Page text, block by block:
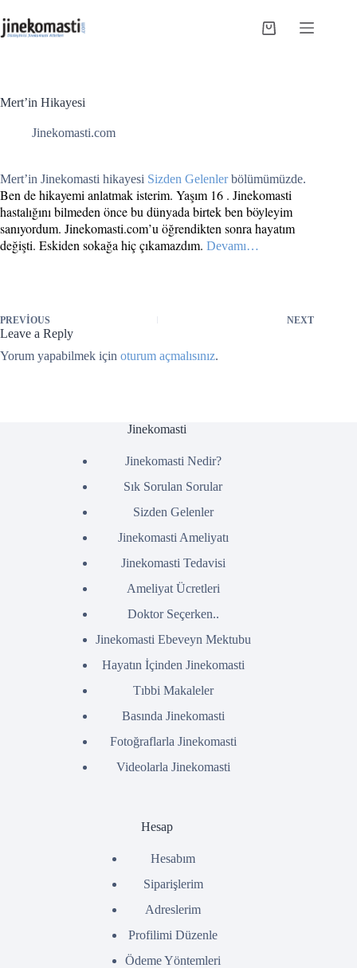
to
content
Shopping
Mert’in Hikayesi
Jinekomasti.com
Mert’in Jinekomasti hikayesi Sizden Gelenlerbölümümüzde.
Ben de hikayemi anlatmak isterim. Yaşım 16 . Jinekomasti
hastalığını bilmeden önce bu dünyada birtek ben böyleyim
sanıyordum. Jinekomasti.com’u öğrendikten sonra hayatım
değişti. Eskiden sokağa hiç çıkamazdım. Devamı…
PREVIOUS NEXT
Leave a Reply
Yorum yapabilmek için oturum açmalısınız.
Jinekomasti
Jinekomasti Nedir?
Sık Sorulan Sorular
Sizden Gelenler
Jinekomasti Ameliyatı
Jinekomasti Tedavisi
Ameliyat Ücretleri
Doktor Seçerken..
Jinekomasti Ebeveyn Mektubu
Hayatın İçinden Jinekomasti
Tıbbi Makaleler
Basında Jinekomasti
Fotoğraflarla Jinekomasti
Videolarla Jinekomasti
Hesap
Hesabım
Siparişlerim
Adreslerim
Profilimi Düzenle
Ödeme Yöntemleri